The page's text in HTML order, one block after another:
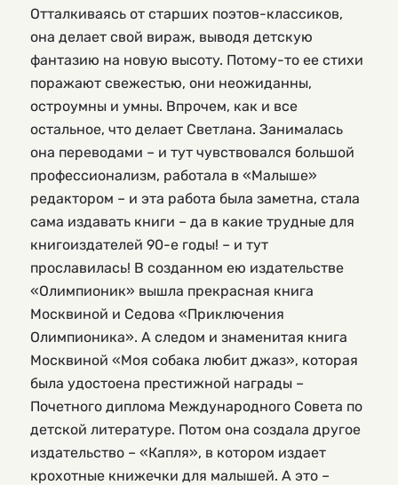
Отталкиваясь от старших поэтов-классиков,
она делает свой вираж, выводя детскую
фантазию на новую высоту. Потому-то ее стихи
поражают свежестью, они неожиданны,
остроумны и умны. Впрочем, как и все
остальное, что делает Светлана. Занималась
она переводами – и тут чувствовался большой
профессионализм, работала в «Малыше»
редактором – и эта работа была заметна, стала
сама издавать книги – да в какие трудные для
книгоиздателей 90-е годы! – и тут
прославилась! В созданном ею издательстве
«Олимпионик» вышла прекрасная книга
Москвиной и Седова «Приключения
Олимпионика». А следом и знаменитая книга
Москвиной «Моя собака любит джаз», которая
была удостоена престижной награды –
Почетного диплома Международного Совета по
детской литературе. Потом она создала другое
издательство – «Капля», в котором издает
крохотные книжечки для малышей. А это –